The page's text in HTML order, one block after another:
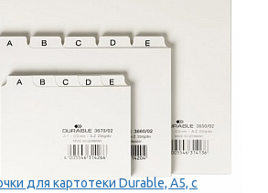
для картотеки Durable, A5, с